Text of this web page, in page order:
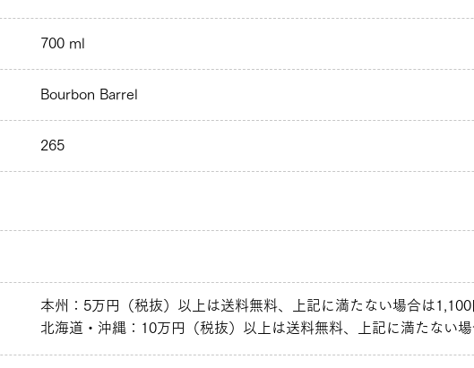
700 ml
Bourbon Barrel
265
本州：5万円（税抜）以上は送料無料、上記に満たない場合は
北海道・沖縄：10万円（税抜）以上は送料無料、上記に満たない